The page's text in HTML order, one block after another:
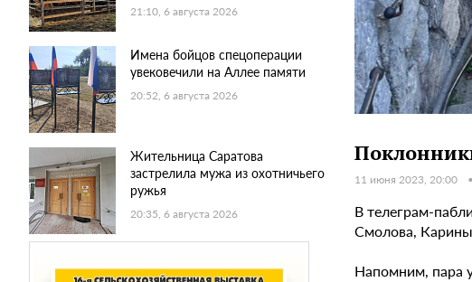
21:10, 6 августа 2026
Имена бойцов спецоперации
увековечили на Аллее памяти
20:52, 6 августа 2026
Жительница Саратова
застрелила мужа из охотничьего
ружья
20:35, 6 августа 2026
11 июня 2023, 20:00
В телеграм-
Смолова,
Напомним, пара